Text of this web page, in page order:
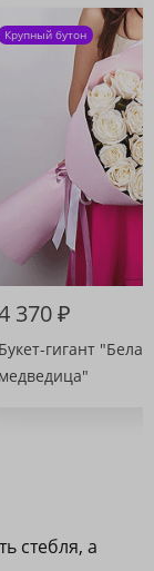
Крупный бутон
370 ₽
Букет-гигант "Белая
медведица"
стебля, а